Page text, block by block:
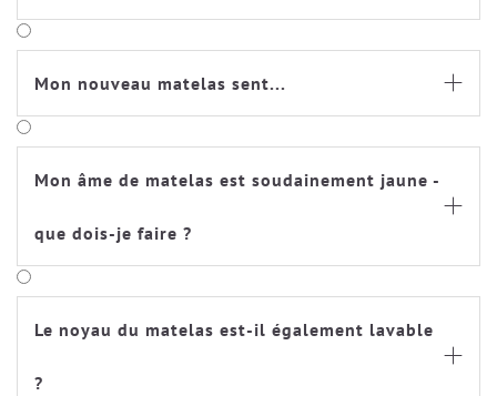
Mon nouveau matelas sent... 
Mon âme de matelas est soudainement jaune -
que dois-je faire ?

Le noyau du matelas est-il également lavable
?
